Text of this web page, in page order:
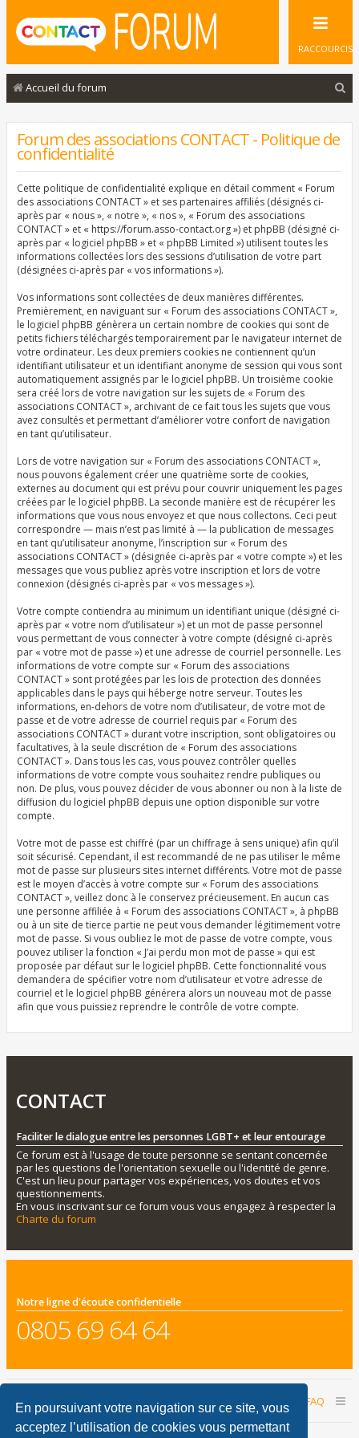
En poursuivant votre navigation sur ce site, vous
acceptez l’utilisation de cookies vous permettant
RACCOURCIS
Accueil du forum
Forum des associations CONTACT - Politique de
confidentialité
Cette politique de confidentialité explique en détail comment « Forum
des associations CONTACT » et ses partenaires affiliés (désignés ci-
après par « nous », « notre », « nos », « Forum des associations
CONTACT » et « https://forum.asso-contact.org ») et phpBB (désigné ci-
après par « logiciel phpBB » et « phpBB Limited ») utilisent toutes les
informations collectées lors des sessions d’utilisation de votre part
(désignées ci-après par « vos informations »).
Vos informations sont collectées de deux manières différentes.
Premièrement, en naviguant sur « Forum des associations CONTACT »,
le logiciel phpBB génèrera un certain nombre de cookies qui sont de
petits fichiers téléchargés temporairement par le navigateur internet de
votre ordinateur. Les deux premiers cookies ne contiennent qu’un
identifiant utilisateur et un identifiant anonyme de session qui vous sont
automatiquement assignés par le logiciel phpBB. Un troisième cookie
sera créé lors de votre navigation sur les sujets de « Forum des
associations CONTACT », archivant de ce fait tous les sujets que vous
avez consultés et permettant d’améliorer votre confort de navigation
en tant qu’utilisateur.
Lors de votre navigation sur « Forum des associations CONTACT »,
nous pouvons également créer une quatrième sorte de cookies,
externes au document qui est prévu pour couvrir uniquement les pages
créées par le logiciel phpBB. La seconde manière est de récupérer les
informations que vous nous envoyez et que nous collectons. Ceci peut
correspondre — mais n’est pas limité à — la publication de messages
en tant qu’utilisateur anonyme, l’inscription sur « Forum des
associations CONTACT » (désignée ci-après par « votre compte ») et les
messages que vous publiez après votre inscription et lors de votre
connexion (désignés ci-après par « vos messages »).
Votre compte contiendra au minimum un identifiant unique (désigné ci-
après par « votre nom d’utilisateur ») et un mot de passe personnel
vous permettant de vous connecter à votre compte (désigné ci-après
par « votre mot de passe ») et une adresse de courriel personnelle. Les
informations de votre compte sur « Forum des associations
CONTACT » sont protégées par les lois de protection des données
applicables dans le pays qui héberge notre serveur. Toutes les
informations, en-dehors de votre nom d’utilisateur, de votre mot de
passe et de votre adresse de courriel requis par « Forum des
associations CONTACT » durant votre inscription, sont obligatoires ou
facultatives, à la seule discrétion de « Forum des associations
CONTACT ». Dans tous les cas, vous pouvez contrôler quelles
informations de votre compte vous souhaitez rendre publiques ou
non. De plus, vous pouvez décider de vous abonner ou non à la liste de
diffusion du logiciel phpBB depuis une option disponible sur votre
compte.
Votre mot de passe est chiffré (par un chiffrage à sens unique) afin qu’il
soit sécurisé. Cependant, il est recommandé de ne pas utiliser le même
mot de passe sur plusieurs sites internet différents. Votre mot de passe
est le moyen d’accès à votre compte sur « Forum des associations
CONTACT », veillez donc à le conservez précieusement. En aucun cas
une personne affiliée à « Forum des associations CONTACT », à phpBB
ou à un site de tierce partie ne peut vous demander légitimement votre
mot de passe. Si vous oubliez le mot de passe de votre compte, vous
pouvez utiliser la fonction « J’ai perdu mon mot de passe » qui est
proposée par défaut sur le logiciel phpBB. Cette fonctionnalité vous
demandera de spécifier votre nom d’utilisateur et votre adresse de
courriel et le logiciel phpBB générera alors un nouveau mot de passe
afin que vous puissiez reprendre le contrôle de votre compte.
CONTACT
Faciliter le dialogue entre les personnes LGBT+ et leur entourage
Ce forum est à l'usage de toute personne se sentant concernée
par les questions de l'orientation sexuelle ou l'identité de genre.
C'est un lieu pour partager vos expériences, vos doutes et vos
questionnements.
En vous inscrivant sur ce forum vous vous engagez à respecter la
Charte du forum
Notre ligne d'écoute confidentielle
0805 69 64 64
Accueil du forum FAQ
Nous contacter